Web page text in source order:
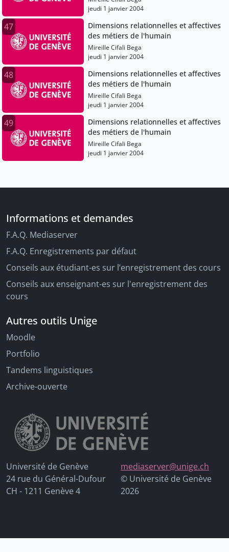
jeudi 1 janvier 2004
47
Dimensions relationnelles et affectives
des métiers de l'humain
Mireille Cifali Bega
jeudi 1 janvier 2004
48
Dimensions relationnelles et affectives
des métiers de l'humain
Mireille Cifali Bega
jeudi 1 janvier 2004
49
Dimensions relationnelles et affectives
des métiers de l'humain
Mireille Cifali Bega
jeudi 1 janvier 2004
Informations et demandes
F.A.Q. Mediaserver
F.A.Q. Enregistrements par défaut
Conseils aux étudiant-es sur l’enregistrement des cours
Conseils aux enseignant-es sur l'enregistrement des
cours
Autres outils Unige
Moodle
Portfolio
Tandems linguistiques
Archive-ouverte
Université de Genève
24 rue du Général-Dufour
CH - 1211 Genève 4
mediaserver@unige.ch
© Université de Genève
2026